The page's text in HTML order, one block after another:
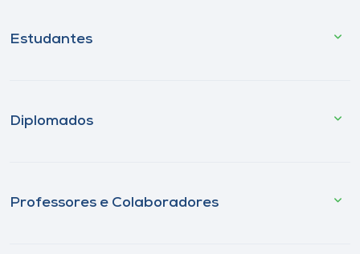
Estudantes
Diplomados
Professores e Colaboradores